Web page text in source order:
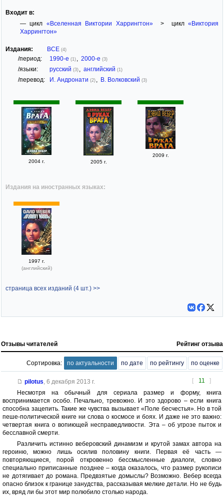
Входит в:
— цикл «Вселенная Виктории Харрингтон»> цикл«Виктория
Харрингтон»
Издания: ВСЕ (4)
/период: 1990-е (1) 2000-е (3)
/языки: русский (3) английский (1)
/перевод: И. Андронати (2) В. Волковский (3)
2004 г. 2005 г.
2009 г.
Издания на иностранных языках:
1997 г.
(английский)
страница всех изданий (4 шт.) >>
Отзывы читателей Рейтинг отзыва
Сортировка: по актуальности по дате по рейтингу по оценке
[ 11 ]
pilotus 6 декабря 2013 г.
Несмотря на обычный для сериала размер и форму, книга
воспринимается особо. Печально, тревожно. И это здорово – если книга
способна зацепить. Такие же чувства вызывает «Поле бесчестья». Но в той
пеше-политической книге ни слова о космосе и боях. И даже не это важно:
четвертая книга о вопиющей несправедливости. Эта – об угрозе пыток и
бесславной смерти.
Различить истинно веберовский динамизм и крутой замах автора на
героиню, можно лишь осилив половину книги. Первая её часть —
повторяющиеся, порой откровенно бессмысленные диалоги, словно
специально приписанные позднее – когда оказалось, что размер рукописи
не дотягивает до романа. Предвзятые домыслы? Возможно. Вебер всегда
опасно близок к границе занудства, рассказывая мелкие детали. Но не будь
их, вряд ли бы этот мир полюбило столько народа.